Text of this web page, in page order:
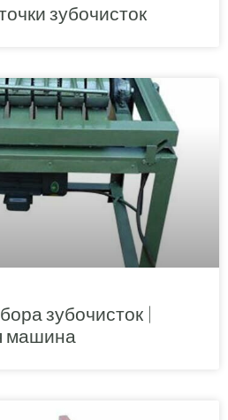
зубочисток
зубочисток |
машина